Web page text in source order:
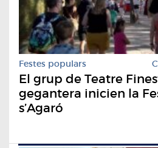
Festes populars
El grup de Teatre
gegantera inicien la
s’Agaró